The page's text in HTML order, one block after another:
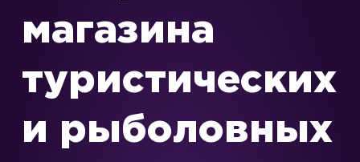
магазина
туристических
и рыболовных